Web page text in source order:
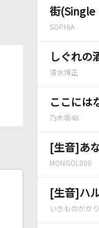
街(Single
SOPHIA
しぐれの
清水博正
ここには
乃木坂46
[生音]あ
MONGOL800
[生音]ハ
いきものがかり